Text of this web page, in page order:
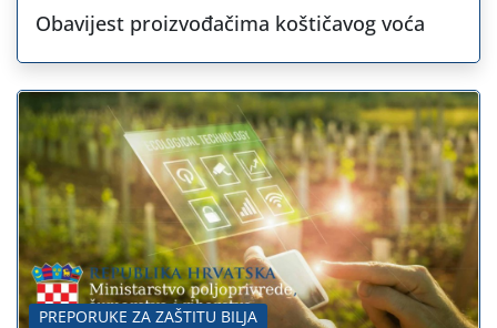
Obavijest proizvođačima koštičavog voća
PREPORUKE ZA ZAŠTITU BILJA